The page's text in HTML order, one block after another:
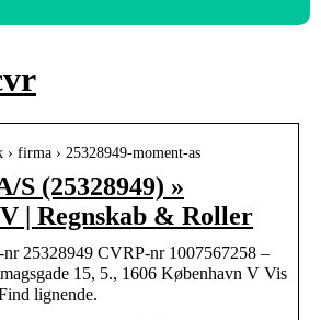
firma › 25328949-moment-as
(25328949) »
| Regnskab & Roller
25328949 CVRP-nr 1007567258 –
15, 5., 1606 København V Vis
lignende.